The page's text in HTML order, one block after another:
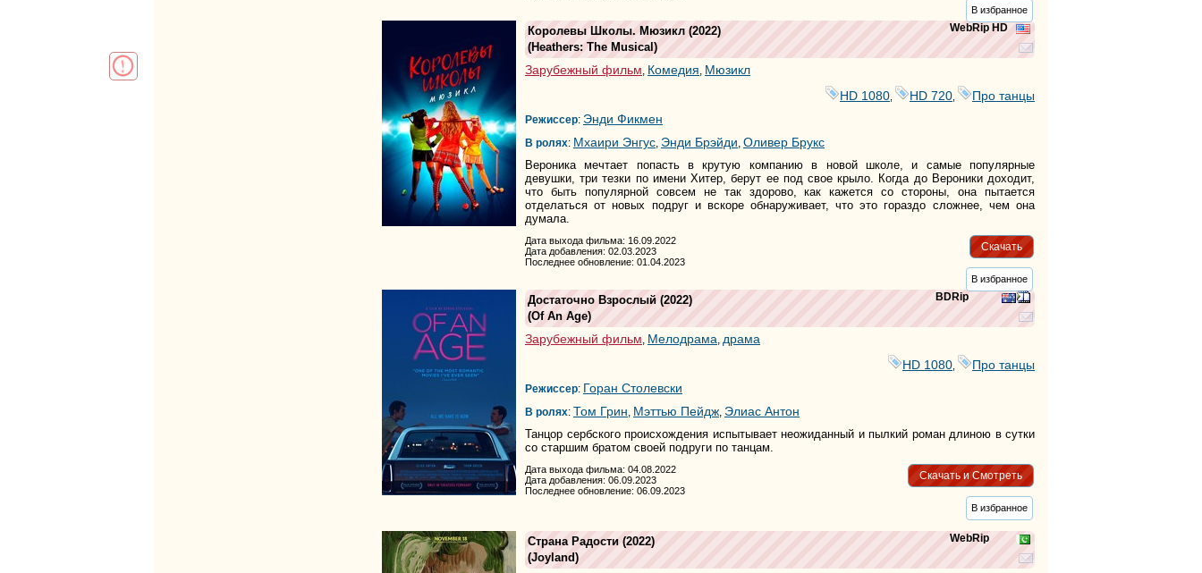
В избранное
WebRip HD
Королевы Школы. Мюзикл (2022)
(Heathers: The Musical )
Зарубежный фильм, Комедия, Мюзикл
HD 1080, HD 720, Про танцы
Режиссер: Энди Фикмен
В ролях: Мхаири Энгус, Энди Брэйди, Оливер Брукс
Вероника мечтает попасть в крутую компанию в новой школе, и самые популярные
девушки, три тезки по имени Хитер, берут ее под свое крыло. Когда до Вероники доходит,
что быть популярной совсем не так здорово, как кажется со стороны, она пытается
отделаться от новых подруг и вскоре обнаруживает, что это гораздо сложнее, чем она
думала.
Скачать
Дата выхода фильма: 16.09.2022
Дата добавления: 02.03.2023
Последнее обновление: 01.04.2023
В избранное
BDRip
Достаточно Взрослый (2022)
(Of An Age)
Зарубежный фильм, Мелодрама, драма
HD 1080
Про танцы
Режиссер: Горан Столевски
В ролях: Том Грин, Мэттью Пейдж, Элиас Антон
Танцор сербского происхождения испытывает неожиданный и пылкий роман длиною в сутки
со старшим братом своей подруги по танцам.
Скачать и Смотреть
Дата выхода фильма: 04.08.2022
Дата добавления: 06.09.2023
Последнее обновление: 06.09.2023
В избранное
WebRip
Страна Радости (2022)
(Joyland)